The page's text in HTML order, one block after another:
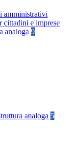
amministrativi
cittadini e imprese
analoga 9
analoga 5